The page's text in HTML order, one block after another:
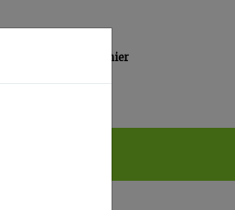
Mon panier